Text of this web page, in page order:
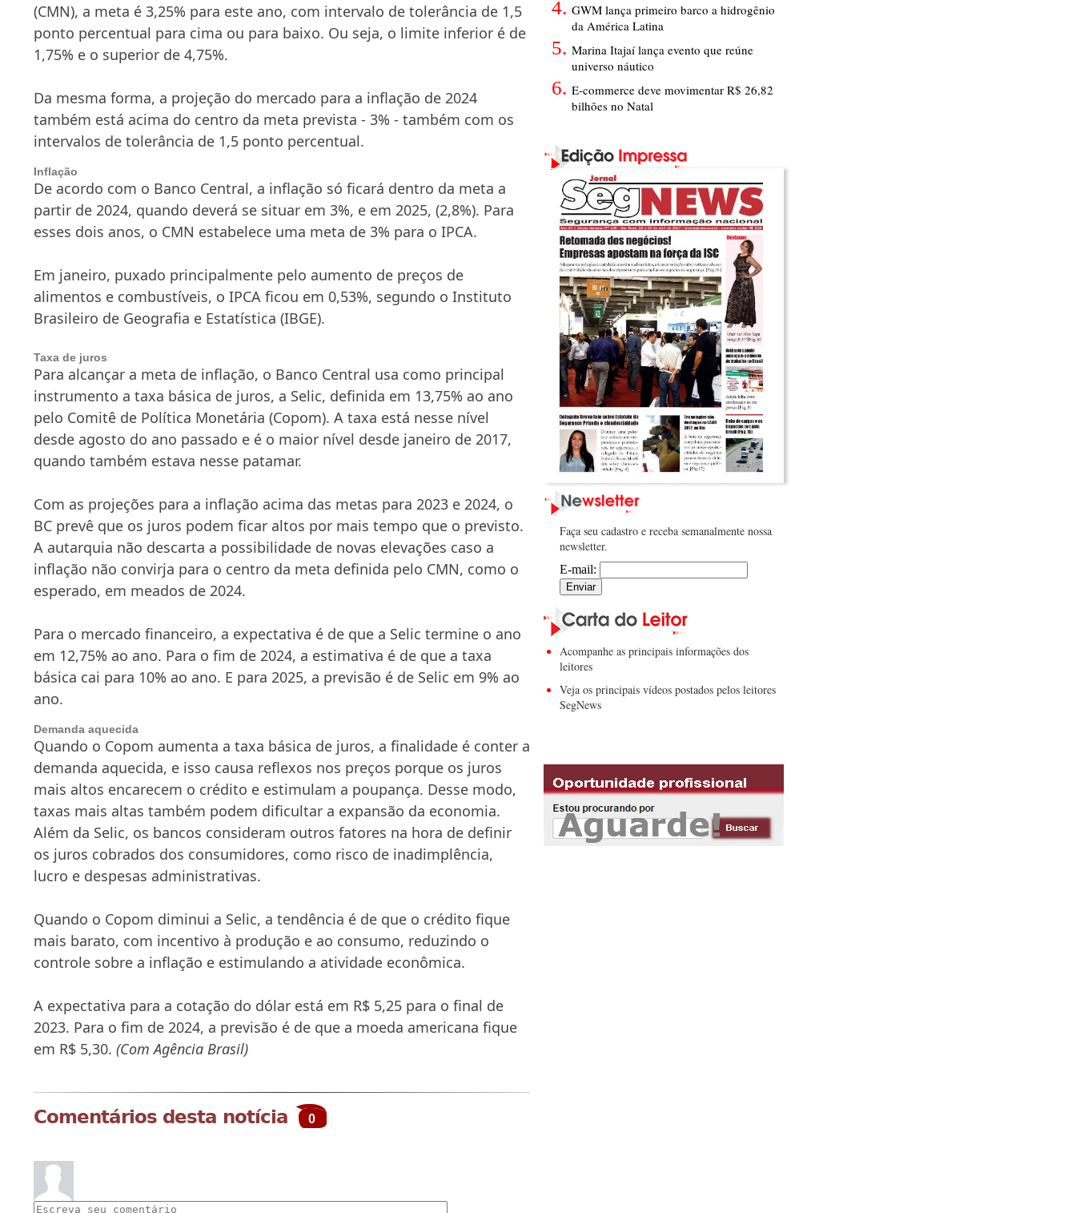
(CMN), a meta é 3,25% para este ano, com intervalo de tolerância de 1,5
ponto percentual para cima ou para baixo. Ou seja, o limite inferior é de
1,75% e o superior de 4,75%.
Da mesma forma, a projeção do mercado para a inflação de 2024
também está acima do centro da meta prevista - 3% - também com os
intervalos de tolerância de 1,5 ponto percentual.
Inflação
De acordo com o Banco Central, a inflação só ficará dentro da meta a
partir de 2024, quando deverá se situar em 3%, e em 2025, (2,8%). Para
esses dois anos, o CMN estabelece uma meta de 3% para o IPCA.
Em janeiro, puxado principalmente pelo aumento de preços de
alimentos e combustíveis, o IPCA ficou em 0,53%, segundo o Instituto
Brasileiro de Geografia e Estatística (IBGE).
Taxa de juros
Para alcançar a meta de inflação, o Banco Central usa como principal
instrumento a taxa básica de juros, a Selic, definida em 13,75% ao ano
pelo Comitê de Política Monetária (Copom). A taxa está nesse nível
desde agosto do ano passado e é o maior nível desde janeiro de 2017,
quando também estava nesse patamar.
Com as projeções para a inflação acima das metas para 2023 e 2024, o
BC prevê que os juros podem ficar altos por mais tempo que o previsto.
A autarquia não descarta a possibilidade de novas elevações caso a
inflação não convirja para o centro da meta definida pelo CMN, como o
esperado, em meados de 2024.
Para o mercado financeiro, a expectativa é de que a Selic termine o ano
em 12,75% ao ano. Para o fim de 2024, a estimativa é de que a taxa
básica cai para 10% ao ano. E para 2025, a previsão é de Selic em 9% ao
ano.
Demanda aquecida
Quando o Copom aumenta a taxa básica de juros, a finalidade é conter a
demanda aquecida, e isso causa reflexos nos preços porque os juros
mais altos encarecem o crédito e estimulam a poupança. Desse modo,
taxas mais altas também podem dificultar a expansão da economia.
Além da Selic, os bancos consideram outros fatores na hora de definir
os juros cobrados dos consumidores, como risco de inadimplência,
lucro e despesas administrativas.
Quando o Copom diminui a Selic, a tendência é de que o crédito fique
mais barato, com incentivo à produção e ao consumo, reduzindo o
controle sobre a inflação e estimulando a atividade econômica.
A expectativa para a cotação do dólar está em R$ 5,25 para o final de
2023. Para o fim de 2024, a previsão é de que a moeda americana fique
em R$ 5,30. (Com Agência Brasil)
Comentários desta notícia 0
GWM lança primeiro barco a hidrogênio
da América Latina
Marina Itajaí lança evento que reúne
universo náutico
E-commerce deve movimentar R$ 26,82
bilhões no Natal
Faça seu cadastro e receba semanalmente nossa
newsletter.
E-mail:
Acompanhe as principais informações dos
leitores
Veja os principais vídeos postados pelos leitores
SegNews